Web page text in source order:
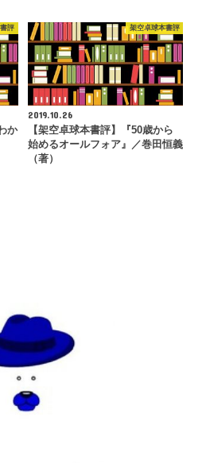
評
か
架空卓球本書評
2019.10.26
【架空卓球本書評】『50歳から
始めるオールフォア』／巻田恒義
（著）